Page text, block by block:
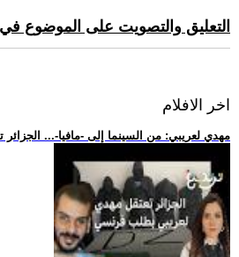
التعليق والتصويت على الموضوع
اخر الافلام
.. مهدي لعريبي: من السينما إلى -مافيا-...